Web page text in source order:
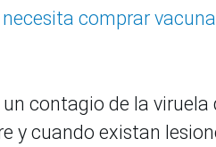
comprar
contagio de la viruela
y cuando existan